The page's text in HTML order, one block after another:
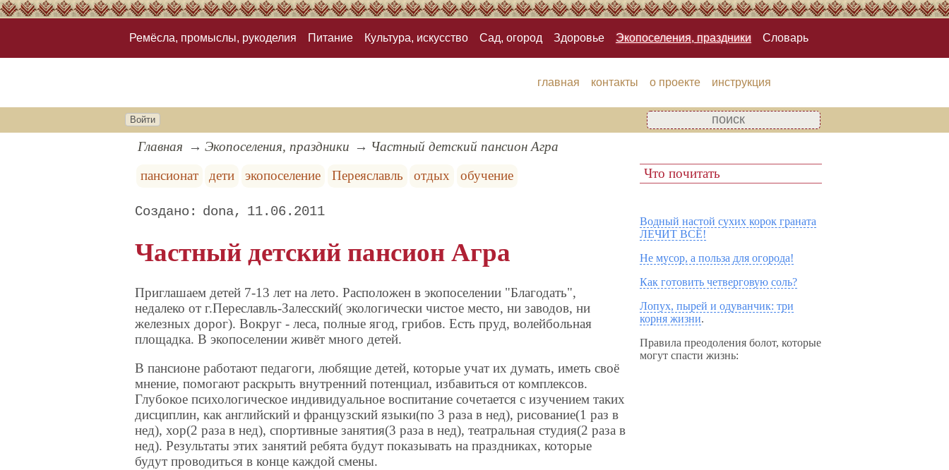
Ремёсла, промыслы, рукоделия Питание Культура, искусство Сад, огород Здоровье Экопоселения, праздники Словарь
главная контакты о проекте инструкция
Войти
Главная Экопоселения, праздники
Частный детский пансион Агра
пансионат
дети экопоселение Переяславль отдых обучение
dona 11.06.2011
Частный детский пансион Агра
Приглашаем детей 7-13 лет на лето. Расположен в экопоселении "Благодать",
недалеко от г.Переславль-Залесский( экологически чистое место, ни заводов, ни
железных дорог). Вокруг - леса, полные ягод, грибов. Есть пруд, волейбольная
площадка. В экопоселении живёт много детей.
В пансионе работают педагоги, любящие детей, которые учат их думать, иметь своё
мнение, помогают раскрыть внутренний потенциал, избавиться от комплексов.
Глубокое психологическое индивидуальное воспитание сочетается с изучением таких
дисциплин, как английский и французский языки(по 3 раза в нед), рисование(1 раз в
нед), хор(2 раза в нед), спортивные занятия(3 раза в нед), театральная студия(2 раза в
нед). Результаты этих занятий ребята будут показывать на праздниках, которые
будут проводиться в конце каждой смены.
Что почитать
Водный настой сухих корок граната
ЛЕЧИТ ВСЁ!
Не мусор, а польза для огорода!
Как готовить четверговую соль?
Лопух, пырей и одуванчик: три
корня жизни.
Правила преодоления болот, которые
могут спасти жизнь: